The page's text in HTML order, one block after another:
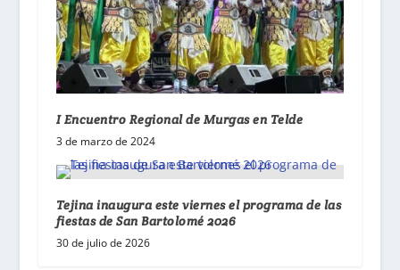
I Encuentro Regional de Murgas en Telde
3 de marzo de 2024
Tejina inaugura este viernes el programa de las
fiestas de San Bartolomé 2026
30 de julio de 2026